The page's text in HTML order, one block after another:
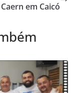
Caern em Caicó